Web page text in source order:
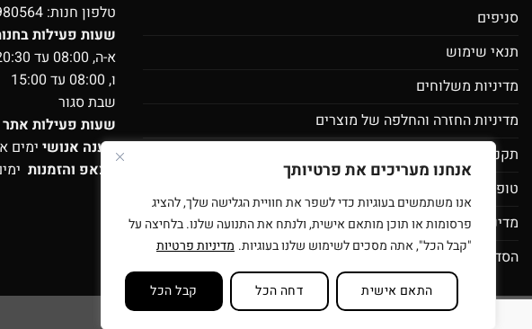
אנחנו מעריכים את פרטיותך
אנו משתמשים בעוגיות כדי לשפר את חוויית הגלישה שלך, להציג
פרסומות או תוכן מותאם אישית, ולנתח את התנועה שלנו. בלחיצה על
"קבל הכל", אתה מסכים לשימוש שלנו בעוגיות. מדיניות פרטיות
התאם אישית דחה הכל קבל הכל
סניפים
תנאי שימוש
מדיניות משלוחים
מדיניות החזרה והחלפה של מוצרים
תקנון מועדון לקוחות ספירלה- מסובבים את המחירים
טופס בקשת מחיקת פרטי משתמש
מדיניות פרטיות
הסדרי נגישות
טלפון חנות:
שעות פעילות
א-ה, 08:00 עד 20:30
ו, 08:00 עד 15:00
שבת סגור
שעות פעילות
מענה אנושי ימים א-ה, 10:00-
ווצאפ והזמנות ימים
תנאי שימוש בית עץ לילדים רוצים להיות זכיינים של ספירלה צעצועים?